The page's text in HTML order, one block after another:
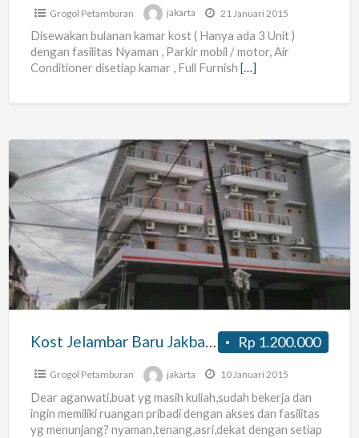
Grogol Petamburan jakarta 21 Januari 2015
Disewakan bulanan kamar kost ( Hanya ada 3 Unit )
dengan fasilitas Nyaman , Parkir mobil / motor, Air
Conditioner disetiap kamar , Full Furnish […]
Kost
Jelambar
Baru
Jakbar
Strategis
Nyaman
Aman
Rp 1.200.000
Kost Jelambar Baru Jakbar Strategis Nyaman Aman
Grogol Petamburan jakarta 10 Januari 2015
Dear aganwati,buat yg masih kuliah,sudah bekerja dan
ingin memiliki ruangan pribadi dengan akses dan fasilitas
yg menunjang? nyaman,tenang,asri,dekat dengan setiap